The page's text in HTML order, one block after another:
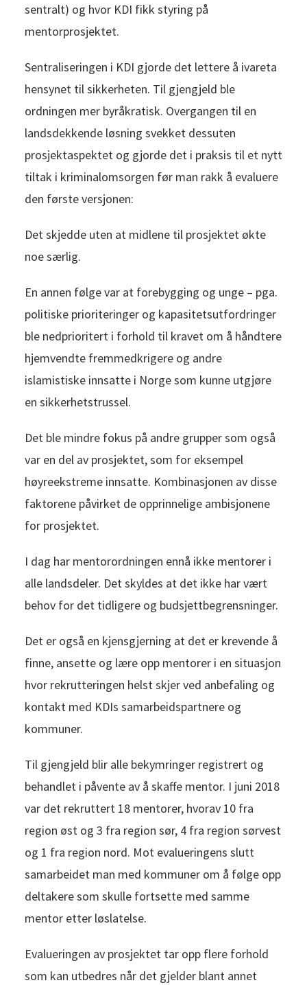
sentralt) og hvor KDI fikk styring på
mentorprosjektet.
Sentraliseringen i KDI gjorde det lettere å ivareta
hensynet til sikkerheten. Til gjengjeld ble
ordningen mer byråkratisk. Overgangen til en
landsdekkende løsning svekket dessuten
prosjektaspektet og gjorde det i praksis til et nytt
tiltak i kriminalomsorgen før man rakk å evaluere
den første versjonen:
Det skjedde uten at midlene til prosjektet økte
noe særlig.
En annen følge var at forebygging og unge – pga.
politiske prioriteringer og kapasitetsutfordringer
ble nedprioritert i forhold til kravet om å håndtere
hjemvendte fremmedkrigere og andre
islamistiske innsatte i Norge som kunne utgjøre
en sikkerhetstrussel.
Det ble mindre fokus på andre grupper som også
var en del av prosjektet, som for eksempel
høyreekstreme innsatte. Kombinasjonen av disse
faktorene påvirket de opprinnelige ambisjonene
for prosjektet.
I dag har mentorordningen ennå ikke mentorer i
alle landsdeler. Det skyldes at det ikke har vært
behov for det tidligere og budsjettbegrensninger.
Det er også en kjensgjerning at det er krevende å
finne, ansette og lære opp mentorer i en situasjon
hvor rekrutteringen helst skjer ved anbefaling og
kontakt med KDIs samarbeidspartnere og
kommuner.
Til gjengjeld blir alle bekymringer registrert og
behandlet i påvente av å skaffe mentor. I juni 2018
var det rekruttert 18 mentorer, hvorav 10 fra
region øst og 3 fra region sør, 4 fra region sørvest
og 1 fra region nord. Mot evalueringens slutt
samarbeidet man med kommuner om å følge opp
deltakere som skulle fortsette med samme
mentor etter løslatelse.
Evalueringen av prosjektet tar opp flere forhold
som kan utbedres når det gjelder blant annet